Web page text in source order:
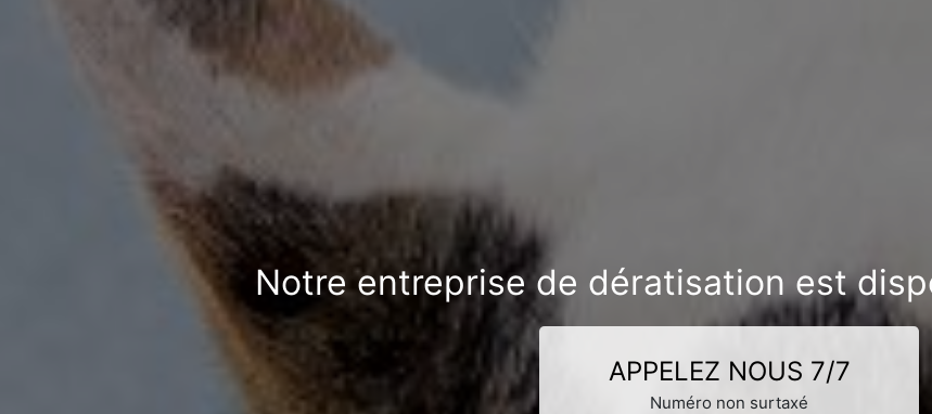
Notre entreprise de dératisation est
APPELEZ NOUS 7/7
Numéro non surtaxé